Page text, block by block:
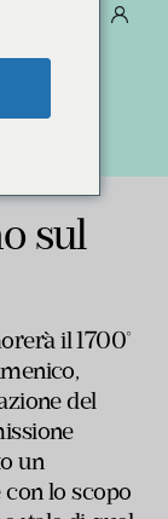
sul
il 1700°
del
un
lo scopo